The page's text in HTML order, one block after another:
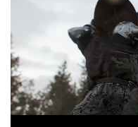
その
英
フラ
ド
韓
ポー
ロ
中国
スペ
中